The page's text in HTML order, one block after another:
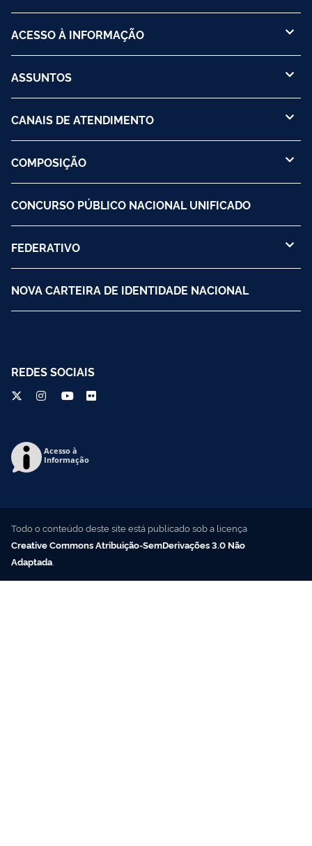
ACESSO À INFORMAÇÃO
ASSUNTOS
CANAIS DE ATENDIMENTO
COMPOSIÇÃO
CONCURSO PÚBLICO NACIONAL UNIFICADO
FEDERATIVO
NOVA CARTEIRA DE IDENTIDADE NACIONAL
REDES SOCIAIS
Acesso à
Informação
Todo o conteúdo deste site está publicado sob a licença
Creative Commons Atribuição-SemDerivações 3.0 Não
Adaptada